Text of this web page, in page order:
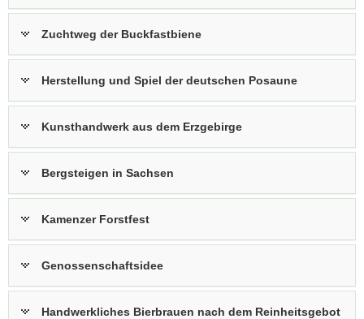
Zuchtweg der Buckfastbiene
Herstellung und Spiel der deutschen Posaune
Kunsthandwerk aus dem Erzgebirge
Bergsteigen in Sachsen
Kamenzer Forstfest
Genossenschaftsidee
Handwerkliches Bierbrauen nach dem Reinheitsgebot